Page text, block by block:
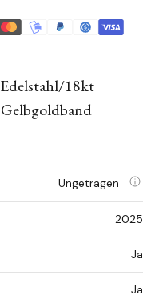
18kt
Ungetragen
2025
Ja
Ja